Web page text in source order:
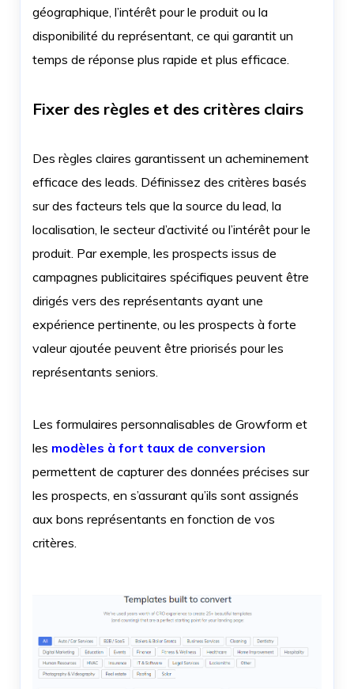
géographique, l’intérêt pour le produit ou la
disponibilité du représentant, ce qui garantit un
temps de réponse plus rapide et plus efficace.
Fixer des règles et des critères clairs
Des règles claires garantissent un acheminement
efficace des leads. Définissez des critères basés
sur des facteurs tels que la source du lead, la
localisation, le secteur d’activité ou l’intérêt pour le
produit. Par exemple, les prospects issus de
campagnes publicitaires spécifiques peuvent être
dirigés vers des représentants ayant une
expérience pertinente, ou les prospects à forte
valeur ajoutée peuvent être priorisés pour les
représentants seniors.
Les formulaires personnalisables de Growform et
les modèles à fort taux de conversion
permettent de capturer des données précises sur
les prospects, en s’assurant qu’ils sont assignés
aux bons représentants en fonction de vos
critères.